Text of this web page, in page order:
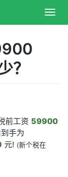
？
前工资 59900
手为
元! (新个税在